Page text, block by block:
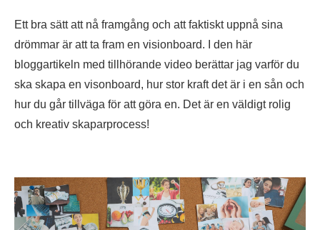
Ett bra sätt att nå framgång och att faktiskt uppnå sina
drömmar är att ta fram en visionboard. I den här
bloggartikeln med tillhörande video berättar jag varför du
ska skapa en visonboard, hur stor kraft det är i en sån och
hur du går tillväga för att göra en. Det är en väldigt rolig
och kreativ skaparprocess!